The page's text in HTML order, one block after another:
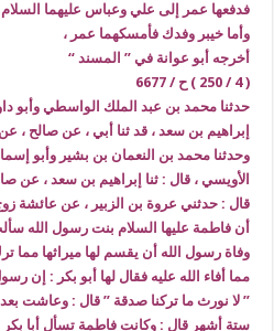
فدفعها عمر إلى علي وعباس عليهما السلام
وأما خيبر وفدك فأمسكهما عمر ،
أخرجه أبو عوانة في ” المسند “
( 4 / 250 ) ح / 6677
حدثنا محمد بن عبد الملك الواسطي وأبو
إبراهيم بن سعد ، قد ثنا أبي ، عن صالح ،
وحدثنا محمد بن النعمان بن بشير وأبو
الأويسي ، قال : ثنا إبراهيم بن سعد ، عن
قال : حدثني عروة بن الزبير ، عن عائشة
أن فاطمة عليها السلام بنت رسول الله
وفاة رسول الله أن يقسم لها ميراثها مما
مما أفاء الله عليه فقال لها أبو بكر : إن
” لا نورث ما تركنا صدقة ” قال : وعاشت
ستة أشهر قال : وكانت فاطمة تسأل أبا بكر